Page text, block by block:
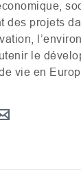
des projets
le
vie en